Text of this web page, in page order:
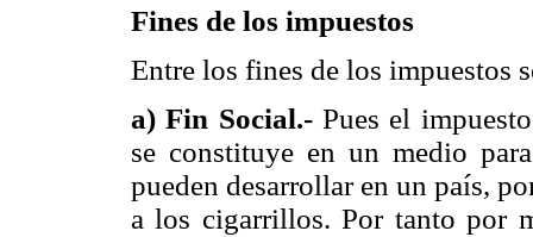
Fines de los impuestos
Entre los fines de los impuestos
a) Fin Social.-Pues el
se constituye en un medio
pueden desarrollar en un país,
a los cigarrillos. Por tanto por